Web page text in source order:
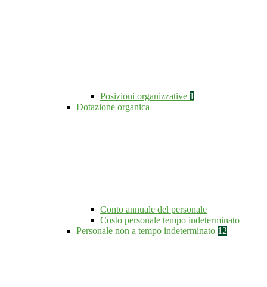
Posizioni organizzative 1
Dotazione organica
Conto annuale del personale
Costo personale tempo indeterminato
Personale non a tempo indeterminato 12